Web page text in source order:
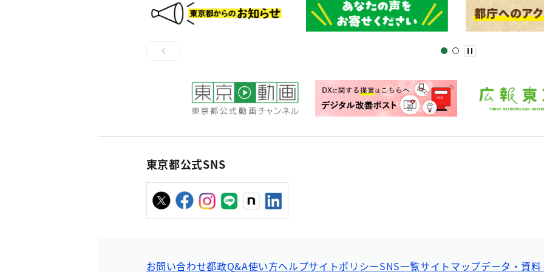
東京都公式SNS
お問い合わせ都政Q&A使い方ヘルプサイトポリシーSNS一覧サイトマップデータ・資